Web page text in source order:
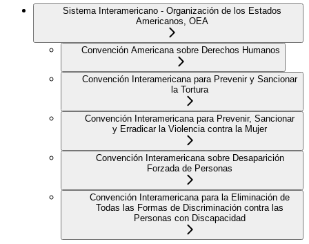
Sistema Interamericano - Organización de los Estados
Americanos, OEA
Convención Americana sobre Derechos Humanos
Convención Interamericana para Prevenir y Sancionar
la Tortura
Convención Interamericana para Prevenir, Sancionar
y Erradicar la Violencia contra la Mujer
Convención Interamericana sobre Desaparición
Forzada de Personas
Convención Interamericana para la Eliminación de
Todas las Formas de Discriminación contra las
Personas con Discapacidad